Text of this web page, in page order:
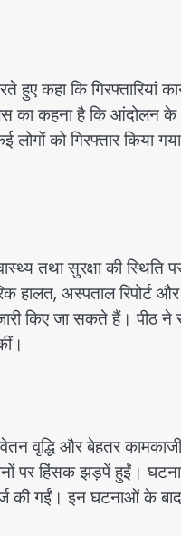
कहा कि गिरफ्तारियां
का कहना है कि आंदोलन के
को गिरफ्तार किया
तथा सुरक्षा की स्थिति
हालत, अस्पताल रिपोर्ट और
किए जा सकते हैं। पीठ ने
वृद्धि और बेहतर कामकाजी
पर हिंसक झड़पें हुईं।
की गईं। इन घटनाओं के बाद